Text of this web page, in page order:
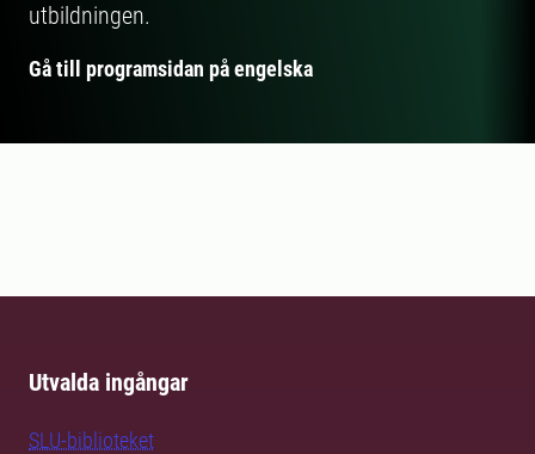
utbildningen.
Gå till programsidan på engelska
Utvalda ingångar
SLU-biblioteket